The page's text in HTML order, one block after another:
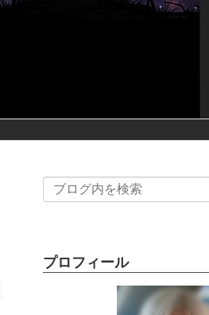
プロフィール